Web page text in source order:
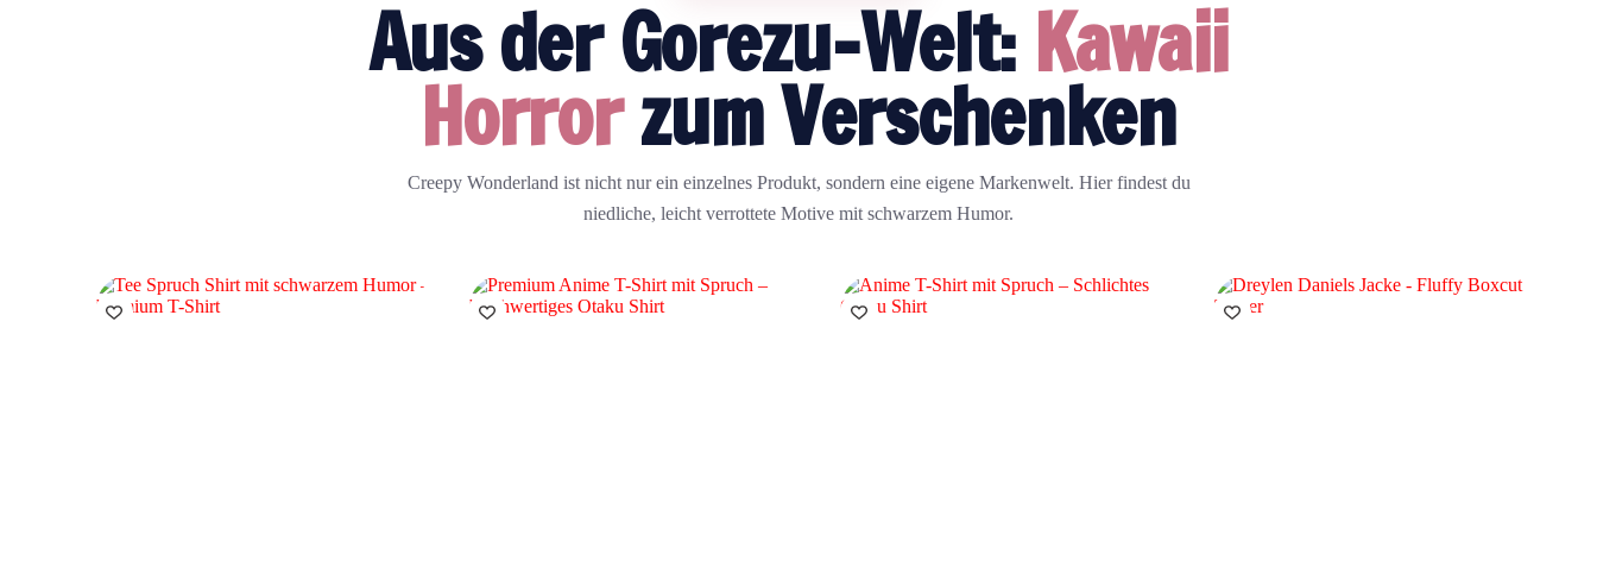
Aus der Gorezu-Welt: Kawaii
Horrorzum Verschenken
Creepy Wonderland ist nicht nur ein einzelnes Produkt, sondern eine eigene Markenwelt. Hier findest du
niedliche, leicht verrottete Motive mit schwarzem Humor.